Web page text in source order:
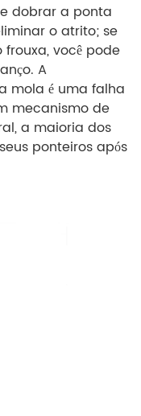
dobrar a ponta
o atrito; se
você pode
A
mola é uma falha
mecanismo de
a maioria dos
ponteiros após